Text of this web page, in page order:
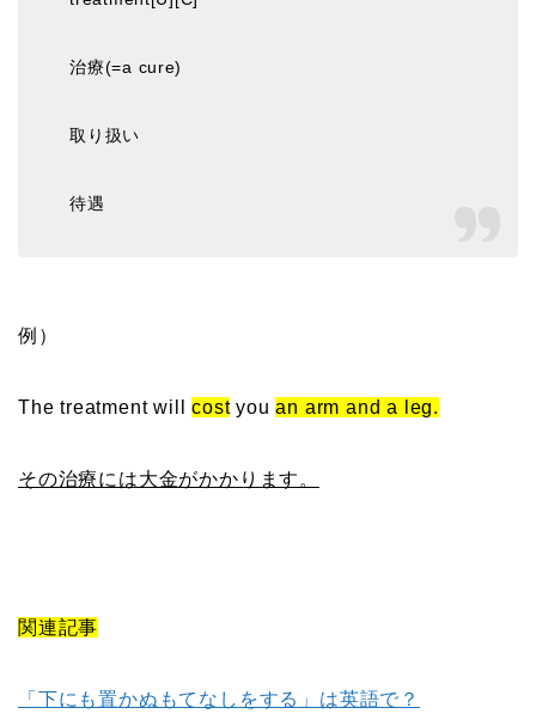
治療(=a cure)
取り扱い
待遇
例）
The treatment willcostyouan arm and a leg.
その治療には大金がかかります。
関連記事
「下にも置かぬもてなしをする」は英語で？